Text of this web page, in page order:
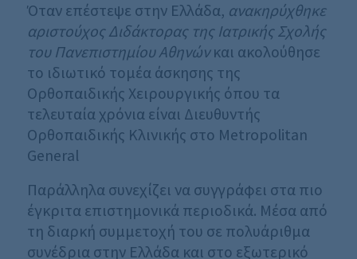
Όταν επέστεψε στην Ελλάδα, ανακηρύχθηκε
αριστούχος Διδάκτορας της Ιατρικής Σχολής
του Πανεπιστημίου Αθηνώνκαι ακολούθησε
το ιδιωτικό τομέα άσκησης της
Ορθοπαιδικής Χειρουργικής όπου τα
τελευταία χρόνια είναι Διευθυντής
Ορθοπαιδικής Κλινικής στο Metropolitan
General
Παράλληλα συνεχίζει να συγγράφει στα πιο
έγκριτα επιστημονικά περιοδικά. Μέσα από
τη διαρκή συμμετοχή του σε πολυάριθμα
συνέδρια στην Ελλάδα και στο εξωτερικό